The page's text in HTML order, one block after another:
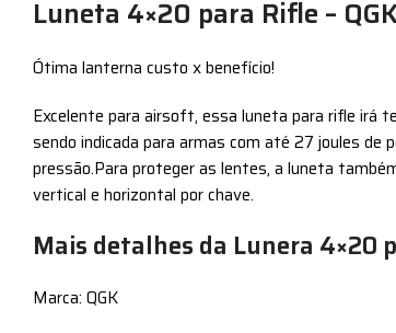
Luneta 4×20 para Rifle –
Ótima lanterna custo x benefício!
Excelente para airsoft, essa luneta para rifle irá
sendo indicada para armas com até 27 joules de
pressão.Para proteger as lentes, a luneta
vertical e horizontal por chave.
Mais detalhes da Lunera 4×20
Marca: QGK